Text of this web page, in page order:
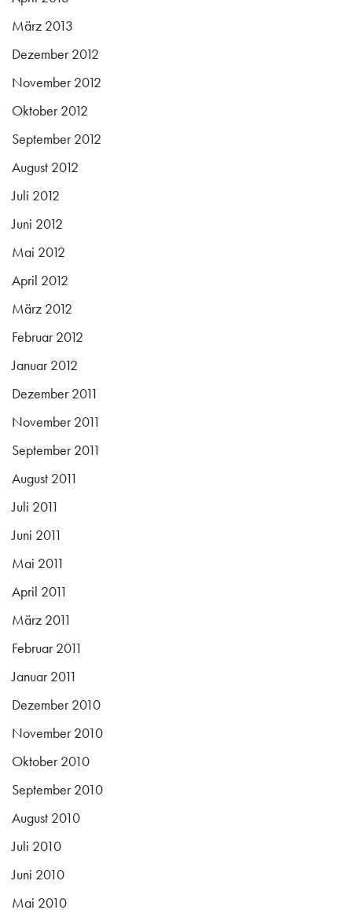
März 2013
Dezember 2012
November 2012
Oktober 2012
September 2012
August 2012
Juli 2012
Juni 2012
Mai 2012
April 2012
März 2012
Februar 2012
Januar 2012
Dezember 2011
November 2011
September 2011
August 2011
Juli 2011
Juni 2011
Mai 2011
April 2011
März 2011
Februar 2011
Januar 2011
Dezember 2010
November 2010
Oktober 2010
September 2010
August 2010
Juli 2010
Juni 2010
Mai 2010